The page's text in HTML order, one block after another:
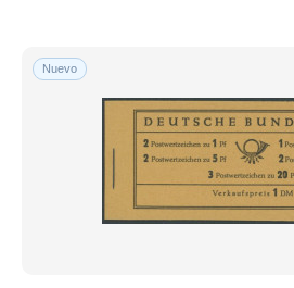
Nuevo